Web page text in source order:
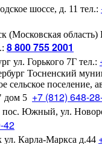
шоссе, д. 11 тел.:
(Московская
8 800 755 2001
ул. Горького 7Г тел.:
Тосненский
сельское поселение,
дом 5 +7 (812) 648-
пос. Южный, ул.
42
ул. Карла-Маркса д.44